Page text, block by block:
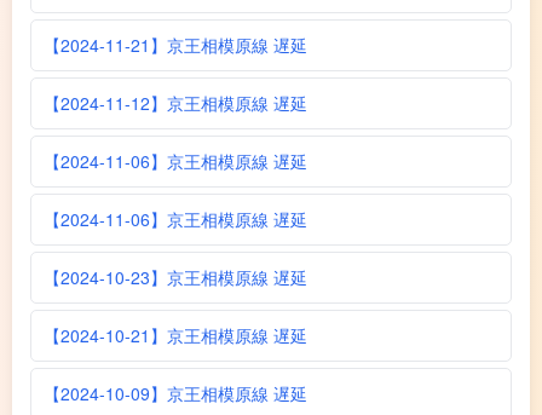
【2024-11-21】京王相模原線 遅延
【2024-11-12】京王相模原線 遅延
【2024-11-06】京王相模原線 遅延
【2024-11-06】京王相模原線 遅延
【2024-10-23】京王相模原線 遅延
【2024-10-21】京王相模原線 遅延
【2024-10-09】京王相模原線 遅延